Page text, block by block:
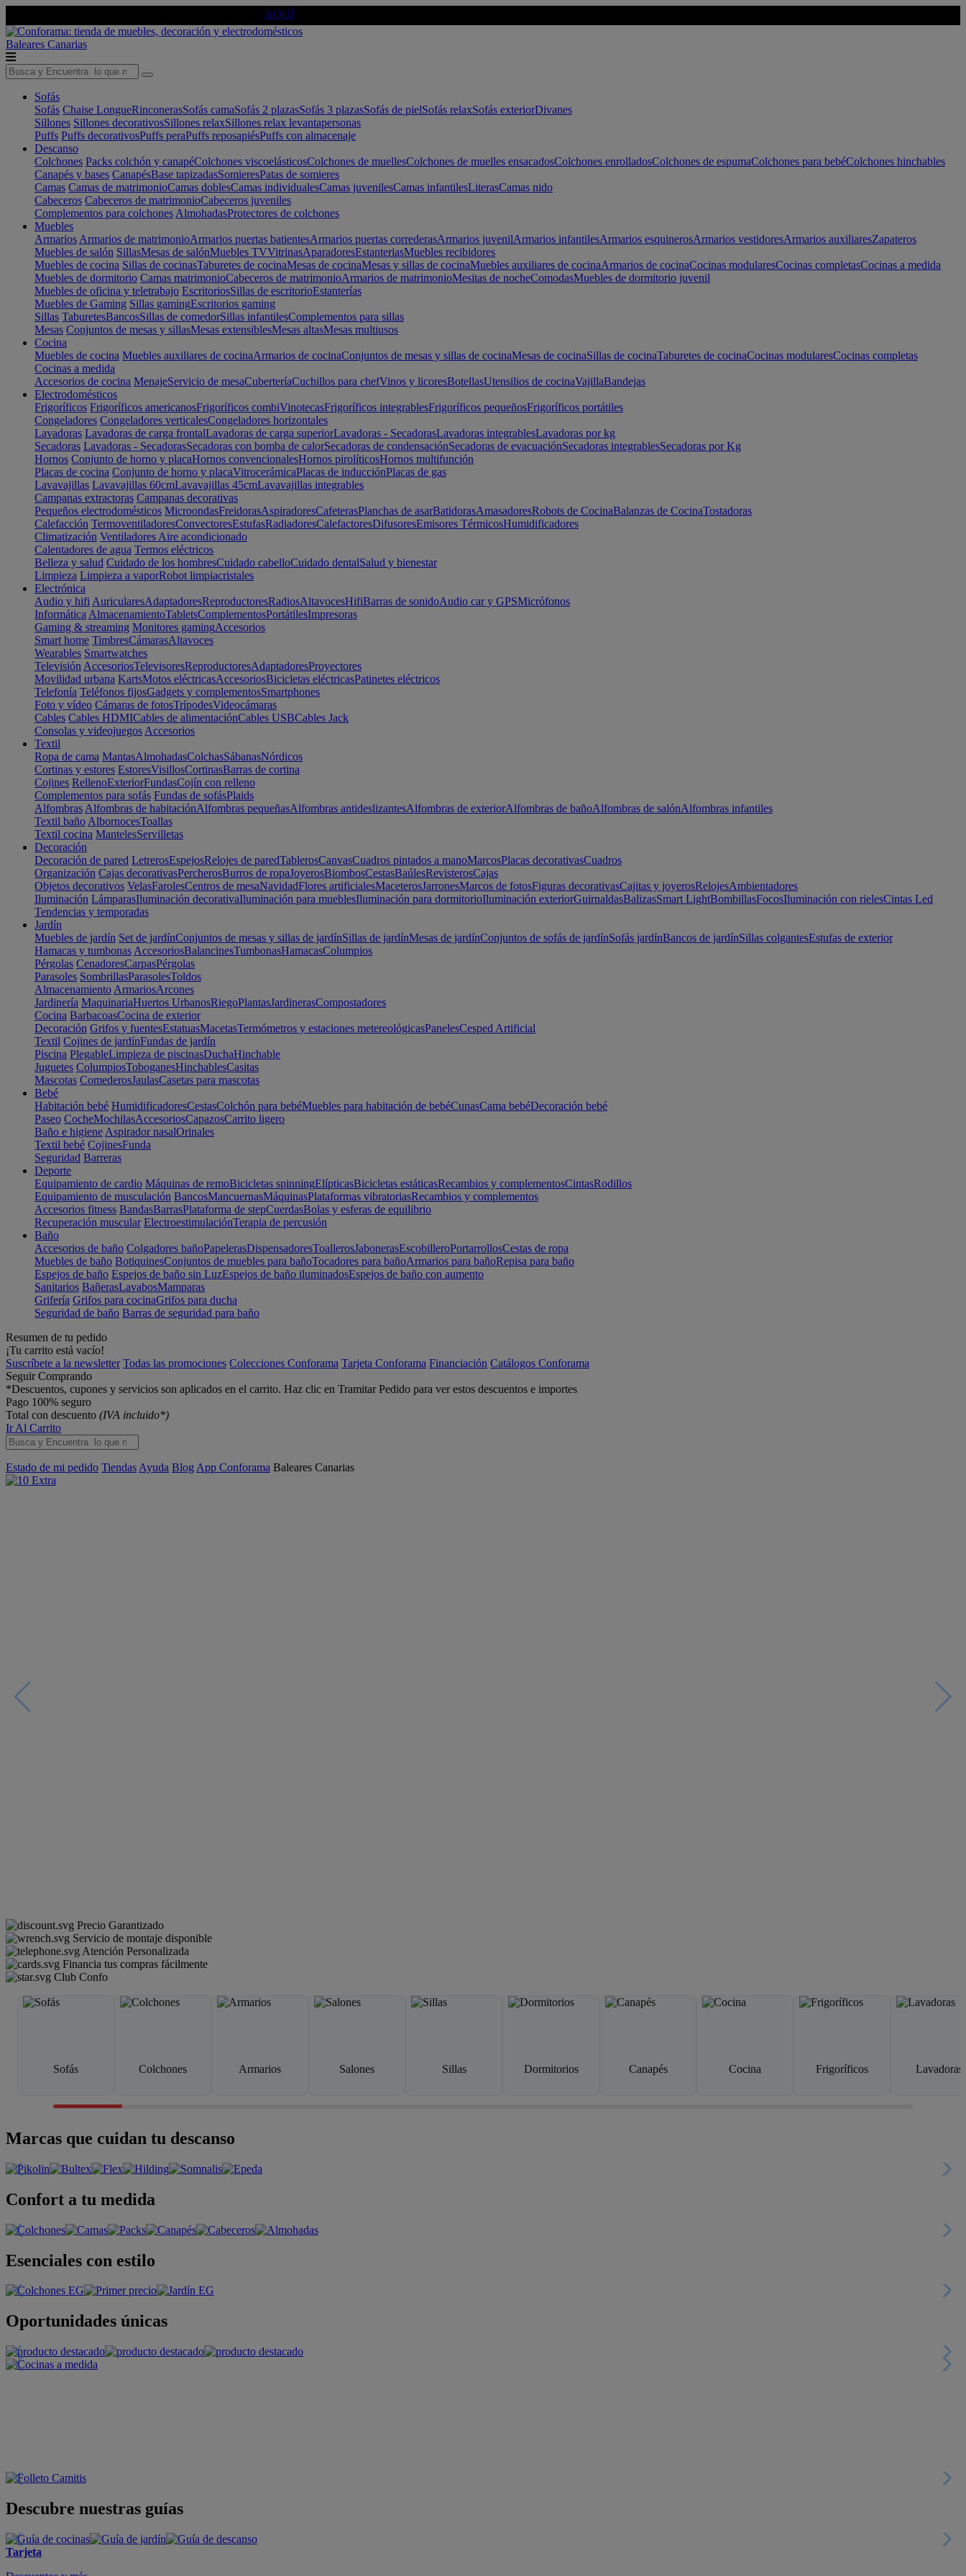
AQUÍ
Baleares Canarias
Sofás
Sofás Chaise LongueRinconerasSofás camaSofás 2 plazasSofás 3 plazasSofás de pielSofás relaxSofás exteriorDivanes
Sillones Sillones decorativosSillones relaxSillones relax levantapersonas
Puffs Puffs decorativosPuffs peraPuffs reposapiésPuffs con almacenaje
Descanso
Colchones Packs colchón y canapéColchones viscoelásticosColchones de muellesColchones de muelles ensacadosColchones enrolladosColchones de espumaColchones para bebéColchones hinchables
Canapés y bases CanapésBase tapizadasSomieresPatas de somieres
Camas Camas de matrimonioCamas doblesCamas individualesCamas juvenilesCamas infantilesLiterasCamas nido
Cabeceros Cabeceros de matrimonioCabeceros juveniles
Complementos para colchones AlmohadasProtectores de colchones
Muebles
Armarios Armarios de matrimonioArmarios puertas batientesArmarios puertas correderasArmarios juvenilArmarios infantilesArmarios esquinerosArmarios vestidoresArmarios auxiliaresZapateros
Muebles de salón SillasMesas de salónMuebles TVVitrinasAparadoresEstanteriasMuebles recibidores
Muebles de cocina Sillas de cocinasTaburetes de cocinaMesas de cocinaMesas y sillas de cocinaMuebles auxiliares de cocinaArmarios de cocinaCocinas modularesCocinas completasCocinas a medida
Muebles de dormitorio Camas matrimonioCabeceros de matrimonioArmarios de matrimonioMesitas de nocheComodasMuebles de dormitorio juvenil
Muebles de oficina y teletrabajo EscritoriosSillas de escritorioEstanterías
Muebles de Gaming Sillas gamingEscritorios gaming
Sillas TaburetesBancosSillas de comedorSillas infantilesComplementos para sillas
Mesas Conjuntos de mesas y sillasMesas extensiblesMesas altasMesas multiusos
Cocina
Muebles de cocina Muebles auxiliares de cocinaArmarios de cocinaConjuntos de mesas y sillas de cocinaMesas de cocinaSillas de cocinaTaburetes de cocinaCocinas modularesCocinas completas
Cocinas a medida
Accesorios de cocina MenajeServicio de mesaCuberteríaCuchillos para chefVinos y licoresBotellasUtensilios de cocinaVajillaBandejas
Electrodomésticos
Frigoríficos Frigoríficos americanosFrigoríficos combiVinotecasFrigoríficos integrablesFrigoríficos pequeñosFrigoríficos portátiles
Congeladores Congeladores verticalesCongeladores horizontales
Lavadoras Lavadoras de carga frontalLavadoras de carga superiorLavadoras - SecadorasLavadoras integrablesLavadoras por kg
Secadoras Lavadoras - SecadorasSecadoras con bomba de calorSecadoras de condensaciónSecadoras de evacuaciónSecadoras integrablesSecadoras por Kg
Hornos Conjunto de horno y placaHornos convencionalesHornos pirolíticosHornos multifunción
Placas de cocina Conjunto de horno y placaVitrocerámicaPlacas de inducciónPlacas de gas
Lavavajillas Lavavajillas 60cmLavavajillas 45cmLavavajillas integrables
Campanas extractoras Campanas decorativas
Pequeños electrodomésticos MicroondasFreidorasAspiradoresCafeterasPlanchas de asarBatidorasAmasadoresRobots de CocinaBalanzas de CocinaTostadoras
Calefacción TermoventiladoresConvectoresEstufasRadiadoresCalefactoresDifusoresEmisores TérmicosHumidificadores
Climatización Ventiladores Aire acondicionado
Calentadores de agua Termos eléctricos
Belleza y salud Cuidado de los hombresCuidado cabelloCuidado dentalSalud y bienestar
Limpieza Limpieza a vaporRobot limpiacristales
Electrónica
Audio y hifi AuricularesAdaptadoresReproductoresRadiosAltavocesHifiBarras de sonidoAudio car y GPSMicrófonos
Informática AlmacenamientoTabletsComplementosPortátilesImpresoras
Gaming & streaming Monitores gamingAccesorios
Smart home TimbresCámarasAltavoces
Wearables Smartwatches
Televisión AccesoriosTelevisoresReproductoresAdaptadoresProyectores
Movilidad urbana KartsMotos eléctricasAccesoriosBicicletas eléctricasPatinetes eléctricos
Telefonía Teléfonos fijosGadgets y complementosSmartphones
Foto y vídeo Cámaras de fotosTrípodesVideocámaras
Cables Cables HDMICables de alimentaciónCables USBCables Jack
Consolas y videojuegos Accesorios
Textil
Ropa de cama MantasAlmohadasColchasSábanasNórdicos
Cortinas y estores EstoresVisillosCortinasBarras de cortina
Cojines RellenoExteriorFundasCojín con relleno
Complementos para sofás Fundas de sofásPlaids
Alfombras Alfombras de habitaciónAlfombras pequeñasAlfombras antideslizantesAlfombras de exteriorAlfombras de bañoAlfombras de salónAlfombras infantiles
Textil baño AlbornocesToallas
Textil cocina MantelesServilletas
Decoración
Decoración de pared LetrerosEspejosRelojes de paredTablerosCanvasCuadros pintados a manoMarcosPlacas decorativasCuadros
Organización Cajas decorativasPercherosBurros de ropaJoyerosBiombosCestasBaúlesRevisterosCajas
Objetos decorativos VelasFarolesCentros de mesaNavidadFlores artificialesMaceterosJarronesMarcos de fotosFiguras decorativasCajitas y joyerosRelojesAmbientadores
Iluminación LámparasIluminación decorativaIluminación para mueblesIluminación para dormitorioIluminación exteriorGuirnaldasBalizasSmart LightBombillasFocosIluminación con rielesCintas Led
Tendencias y temporadas
Jardín
Muebles de jardín Set de jardínConjuntos de mesas y sillas de jardínSillas de jardínMesas de jardínConjuntos de sofás de jardínSofás jardínBancos de jardínSillas colgantesEstufas de exterior
Hamacas y tumbonas AccesoriosBalancinesTumbonasHamacasColumpios
Pérgolas CenadoresCarpasPérgolas
Parasoles SombrillasParasolesToldos
Almacenamiento ArmariosArcones
Jardinería MaquinariaHuertos UrbanosRiegoPlantasJardinerasCompostadores
Cocina BarbacoasCocina de exterior
Decoración Grifos y fuentesEstatuasMacetasTermómetros y estaciones metereológicasPanelesCesped Artificial
Textil Cojines de jardínFundas de jardín
Piscina PlegableLimpieza de piscinasDuchaHinchable
Juguetes ColumpiosToboganesHinchablesCasitas
Mascotas ComederosJaulasCasetas para mascotas
Bebé
Habitación bebé HumidificadoresCestasColchón para bebéMuebles para habitación de bebéCunasCama bebéDecoración bebé
Paseo CocheMochilasAccesoriosCapazosCarrito ligero
Baño e higiene Aspirador nasalOrinales
Textil bebé CojinesFunda
Seguridad Barreras
Deporte
Equipamiento de cardio Máquinas de remoBicicletas spinningElípticasBicicletas estáticasRecambios y complementosCintasRodillos
Equipamiento de musculación BancosMancuernasMáquinasPlataformas vibratoriasRecambios y complementos
Accesorios fitness BandasBarrasPlataforma de stepCuerdasBolas y esferas de equilibrio
Recuperación muscular ElectroestimulaciónTerapia de percusión
Baño
Accesorios de baño Colgadores bañoPapelerasDispensadoresToallerosJabonerasEscobilleroPortarrollosCestas de ropa
Muebles de baño BotiquinesConjuntos de muebles para bañoTocadores para bañoArmarios para bañoRepisa para baño
Espejos de baño Espejos de baño sin LuzEspejos de baño iluminadosEspejos de baño con aumento
Sanitarios BañerasLavabosMamparas
Grifería Grifos para cocinaGrifos para ducha
Seguridad de baño Barras de seguridad para baño
Resumen de tu pedido
¡Tu carrito está vacío!
Suscríbete a la newsletter Todas las promociones Colecciones Conforama Tarjeta Conforama Financiación Catálogos Conforama
Seguir Comprando
*Descuentos, cupones y servicios son aplicados en el carrito. Haz clic en Tramitar Pedido para ver estos descuentos e importes
Pago 100% seguro
Total con descuento (IVA incluido*)
Ir Al Carrito
Estado de mi pedido Tiendas Ayuda Blog App Conforama Baleares Canarias
Precio Garantizado
Servicio de montaje disponible
Atención Personalizada
Financia tus compras fácilmente
Club Confo
Sofás Colchones Armarios Salones Sillas Dormitorios Canapés Cocina Frigoríficos Lavadoras
Marcas que cuidan tu descanso
Confort a tu medida
Esenciales con estilo
Oportunidades únicas
Descubre nuestras guías
Tarjeta